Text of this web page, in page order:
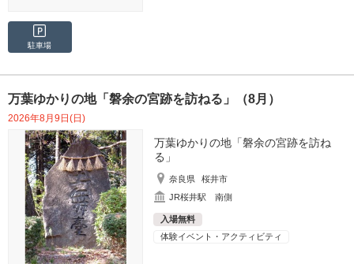
駐車場
万葉ゆかりの地「磐余の宮跡を訪ねる」（8月）
2026年8月9日(日)
万葉ゆかりの地「磐余の宮跡を訪ね
る」
奈良県
桜井市
JR桜井駅 南側
入場無料
体験イベント・アクティビティ